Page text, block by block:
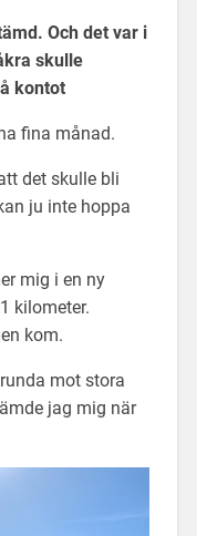
Och det var i
skulle
kontot
fina månad.
det skulle bli
ju inte hoppa
mig i en ny
kilometer.
kom.
mot stora
jag mig när